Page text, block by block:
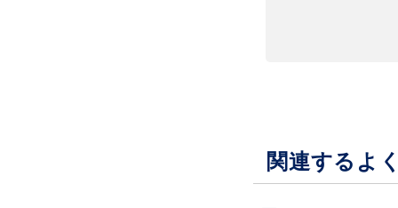
関連するよ